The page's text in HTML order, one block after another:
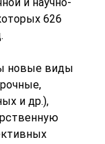
626
новые виды
и др.),